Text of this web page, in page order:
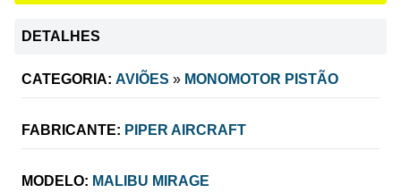
DETALHES
CATEGORIA: AVIÕES » MONOMOTOR PISTÃO
FABRICANTE: PIPER AIRCRAFT
MODELO: MALIBU MIRAGE